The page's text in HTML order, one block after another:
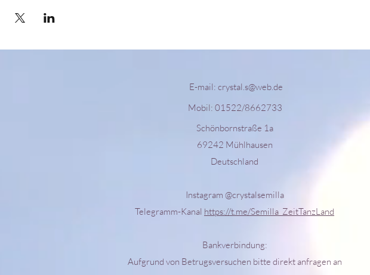
E-mail: crystal.s@web.de
Mobil: 01522/8662733
Schönbornstraße 1a
69242 Mühlhausen
Deutschland
Instagram @crystalsemilla
Telegramm-Kanal https://t.me/Semilla_ZeitTanzLand
Bankverbindung:
Aufgrund von Betrugsversuchen bitte direkt anfragen an